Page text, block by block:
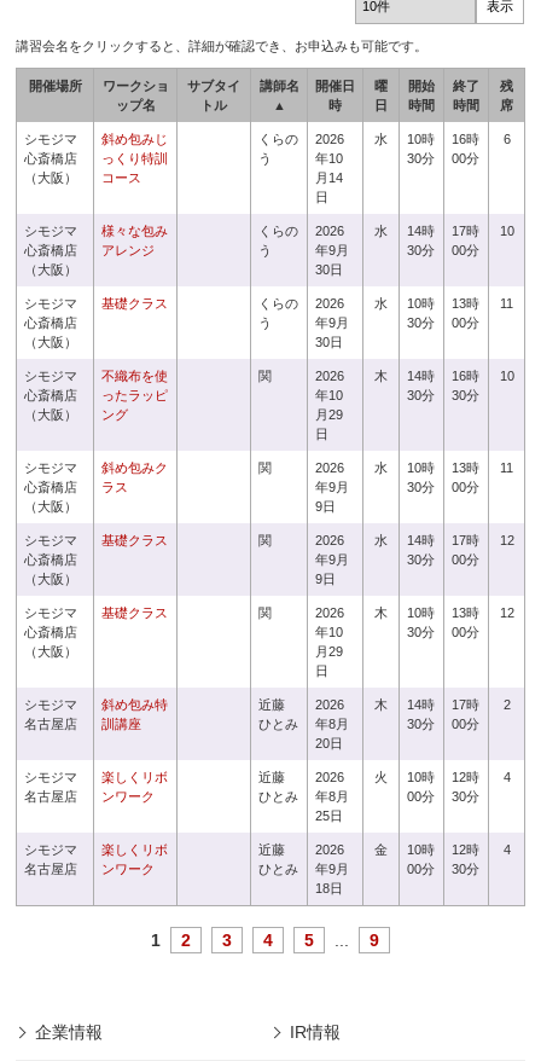
講習会名をクリックすると、詳細が確認でき、お申込みも可能です。
開催場所
ワークショ
ップ名
サブタイ
トル
講師名
▲
開催日
時
曜
日
開始
時間
終了
時間
残
席
シモジマ
心斎橋店
（大阪）
斜め包みじ
っくり特訓
コース
くらの
う
2026
年10
月14
日
水
10時
30分
16時
00分
6
シモジマ
心斎橋店
（大阪）
様々な包み
アレンジ
くらの
う
2026
年9月
30日
水
14時
30分
17時
00分
10
シモジマ
心斎橋店
（大阪）
基礎クラス
くらの
う
2026
年9月
30日
水
10時
30分
13時
00分
11
シモジマ
心斎橋店
（大阪）
不織布を使
ったラッピ
ング
関
2026
年10
月29
日
木
14時
30分
16時
30分
10
シモジマ
心斎橋店
（大阪）
斜め包みク
ラス
関
2026
年9月
9日
水
10時
30分
13時
00分
11
シモジマ
心斎橋店
（大阪）
基礎クラス 関
2026
年9月
9日
水
14時
30分
17時
00分
12
シモジマ
心斎橋店
（大阪）
基礎クラス 関
2026
年10
月29
日
木
10時
30分
13時
00分
12
シモジマ
名古屋店
斜め包み特
訓講座
近藤
ひとみ
2026
年8月
20日
木
14時
30分
17時
00分
2
シモジマ
名古屋店
楽しくリボ
ンワーク
近藤
ひとみ
2026
年8月
25日
火
10時
00分
12時
30分
4
シモジマ
名古屋店
楽しくリボ
ンワーク
近藤
ひとみ
2026
年9月
18日
金
10時
00分
12時
30分
4
1 2 3 4 5 9
企業情報 IR情報